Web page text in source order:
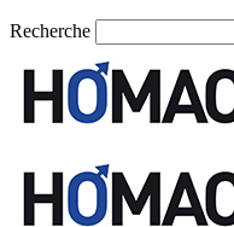
Recherche